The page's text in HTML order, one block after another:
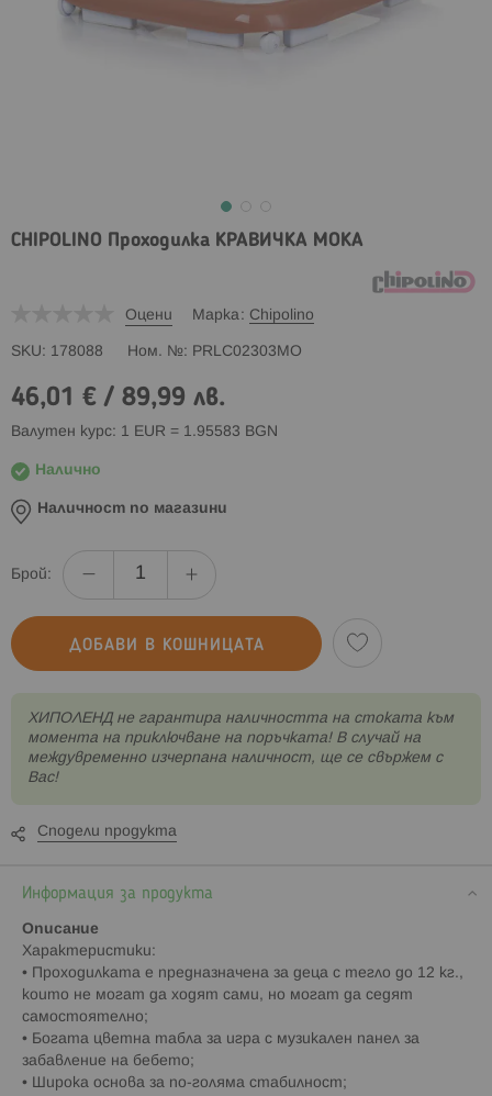
CHIPOLINO Проходилка КРАВИЧКА МОКА
Оцени Марка Chipolino
SKU 178088 Ном. № PRLC02303MO
46,01 € / 89,99 лв.
Валутен курс: 1 EUR = 1.95583 BGN
Налично
Наличност по магазини
Брой:
ДОБАВИ В КОШНИЦАТА
XИПОЛЕНД не гарантира наличността на стоката към
момента на приключване на поръчката! В случай на
междувременно изчерпана наличност, ще се свържем с
Вас!
Сподели продукта
Информация за продукта
Описание
Характеристики:
• Проходилката е предназначена за деца с тегло до 12 кг.,
които не могат да ходят сами, но могат да седят
самостоятелно;
• Богата цветна табла за игра с музикален панел за
забавление на бебето;
• Широка основа за по-голяма стабилност;